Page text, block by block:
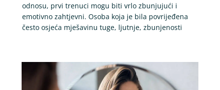
odnosu, prvi trenuci mogu biti vrlo zbunjujući i
emotivno zahtjevni. Osoba koja je bila povrijeđena
često osjeća mješavinu tuge, ljutnje, zbunjenosti